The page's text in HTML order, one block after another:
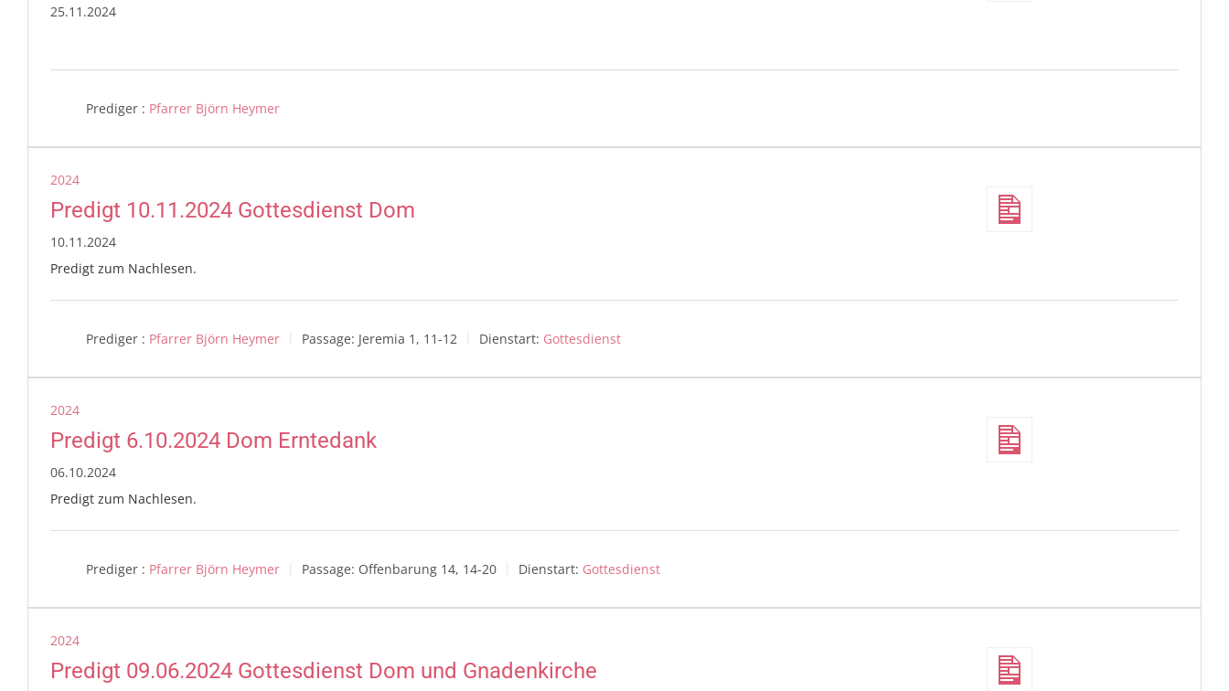
25.11.2024
Prediger : Pfarrer Björn Heymer
2024
Predigt 10.11.2024 Gottesdienst Dom
10.11.2024
Predigt zum Nachlesen.
Prediger : Pfarrer Björn Heymer Passage: Jeremia 1, 11-12 Dienstart: Gottesdienst
2024
Predigt 6.10.2024 Dom Erntedank
06.10.2024
Predigt zum Nachlesen.
Prediger : Pfarrer Björn Heymer Passage: Offenbarung 14, 14-20 Dienstart: Gottesdienst
2024
Predigt 09.06.2024 Gottesdienst Dom und Gnadenkirche